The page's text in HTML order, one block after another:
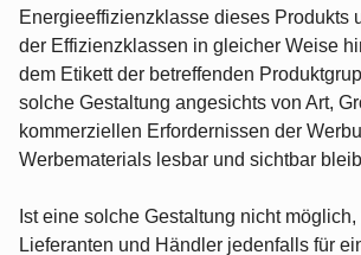
Energieeffizienzklasse dieses Produkts
der Effizienzklassen in gleicher Weise
dem Etikett der betreffenden
solche Gestaltung angesichts von Art,
kommerziellen Erfordernissen der
Werbematerials lesbar und sichtbar
Ist eine solche Gestaltung nicht
Lieferanten und Händler jedenfalls für